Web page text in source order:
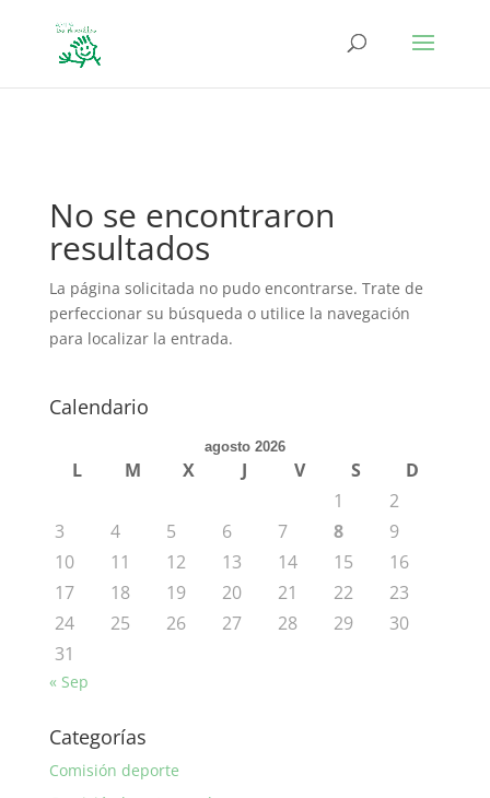
No se encontraron
resultados
La página solicitada no pudo encontrarse. Trate de
perfeccionar su búsqueda o utilice la navegación
para localizar la entrada.
Calendario
agosto 2026
L M X J V S
D
1
2
3
4 5 6 7 8
9
10
11 12 13 14 15
16
17
18 19 20 21 22
23
24
25 26 27 28 29
30
31
« Sep
Categorías
Comisión deporte